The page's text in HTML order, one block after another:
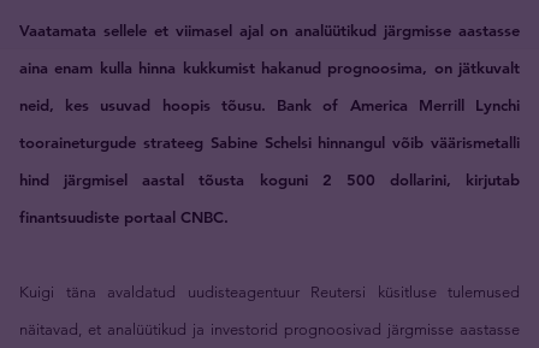
Vaatamata sellele et viimasel ajal on analüütikud järgmisse aastasse
aina enam kulla hinna kukkumist hakanud prognoosima, on jätkuvalt
neid, kes usuvad hoopis tõusu. Bank of America Merrill Lynchi
tooraineturgude strateeg Sabine Schelsi hinnangul võib väärismetalli
hind järgmisel aastal tõusta koguni 2 500 dollarini, kirjutab
finantsuudiste portaal CNBC.
Kuigi täna avaldatud uudisteagentuur Reutersi küsitluse tulemused
näitavad, et analüütikud ja investorid prognoosivad järgmisse aastasse